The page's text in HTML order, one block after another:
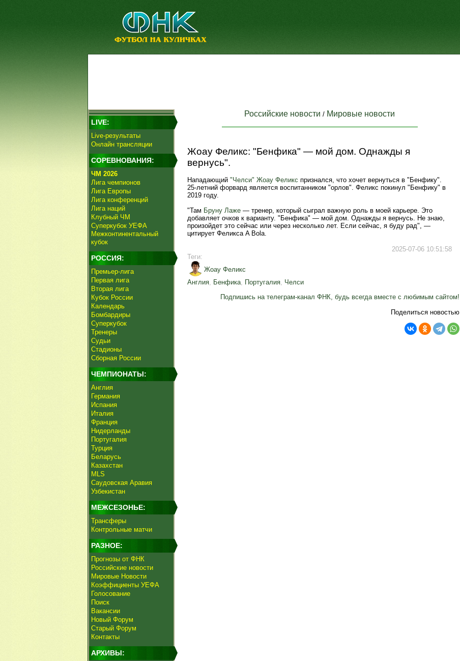
LIVE:
Live-результаты
Онлайн трансляции
СОРЕВНОВАНИЯ:
ЧМ 2026
Лига чемпионов
Лига Европы
Лига конференций
Лига наций
Клубный ЧМ
Суперкубок УЕФА
Межконтинентальный
кубок
РОССИЯ:
Премьер-лига
Первая лига
Вторая лига
Кубок России
Календарь
Бомбардиры
Суперкубок
Тренеры
Судьи
Стадионы
Сборная России
ЧЕМПИОНАТЫ:
Англия
Германия
Испания
Италия
Франция
Нидерланды
Португалия
Турция
Беларусь
Казахстан
MLS
Саудовская Аравия
Узбекистан
МЕЖСЕЗОНЬЕ:
Трансферы
Контрольные матчи
РАЗНОЕ:
Прогнозы от ФНК
Российские новости
Мировые Новости
Коэффициенты УЕФА
Голосование
Поиск
Вакансии
Новый Форум
Старый Форум
Контакты
АРХИВЫ:
Российские новости / Мировые новости
Жоау Феликс: "Бенфика" — мой дом. Однажды я
вернусь".
Нападающий "Челси" Жоау Феликс признался, что хочет вернуться в "Бенфику".
25-летний форвард является воспитанником "орлов". Феликс покинул "Бенфику" в
2019 году.
"Там Бруну Лаже — тренер, который сыграл важную роль в моей карьере. Это
добавляет очков к варианту. "Бенфика" — мой дом. Однажды я вернусь. Не знаю,
произойдет это сейчас или через несколько лет. Если сейчас, я буду рад", —
цитирует Феликса A Bola.
2025-07-06 10:51:58
Теги:
Жоау Феликс
Англия, Бенфика, Португалия, Челси
Подпишись на телеграм-канал ФНК, будь всегда вместе с любимым сайтом!
Поделиться новостью